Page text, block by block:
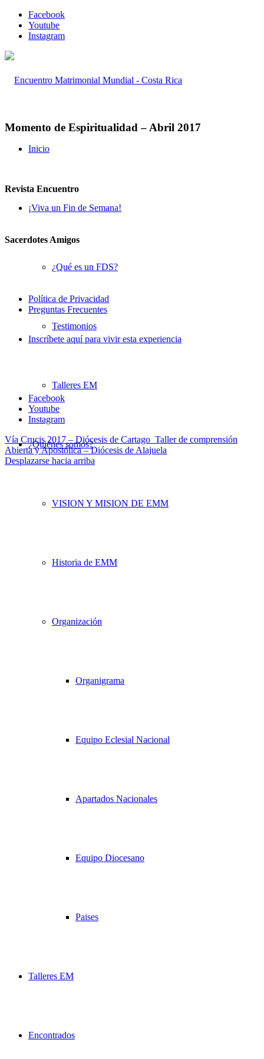
Facebook
Youtube
Instagram
Inicio
¡Viva un Fin de Semana!
¿Qué es un FDS?
Testimonios
Talleres EM
¿Quiénes somos?
VISION Y MISION DE EMM
Historia de EMM
Organización
Organigrama
Equipo Eclesial Nacional
Apartados Nacionales
Equipo Diocesano
Paises
Talleres EM
Encontrados
Momento de Espiritualidad – Abril 2017
Revista Encuentro
Sacerdotes Amigos
Política de Privacidad
Preguntas Frecuentes
Inscríbete aquí para vivir esta experiencia
Facebook
Youtube
Instagram
Vía Crucis 2017 – Diócesis de Cartago Taller de comprensión
Abierta y Apostólica – Diócesis de Alajuela
Desplazarse hacia arriba